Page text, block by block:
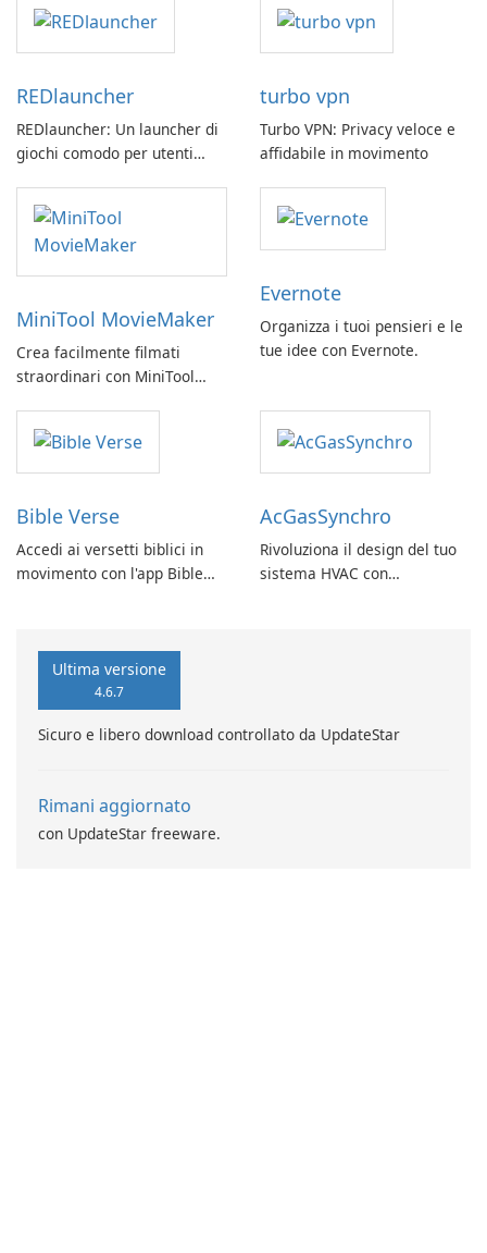
REDlauncher
REDlauncher: Un launcher di
giochi comodo per utenti
turbo vpn
Turbo VPN: Privacy veloce e
affidabile in movimento
MiniTool MovieMaker
Crea facilmente filmati
straordinari con MiniTool
Evernote
Organizza i tuoi pensieri e le
tue idee con Evernote.
Bible Verse
Accedi ai versetti biblici in
movimento con l'app Bible
AcGasSynchro
Rivoluziona il design del tuo
sistema HVAC con
Ultima versione
4.6.7
Sicuro e libero download controllato da UpdateStar
Rimani aggiornato
con UpdateStar freeware.